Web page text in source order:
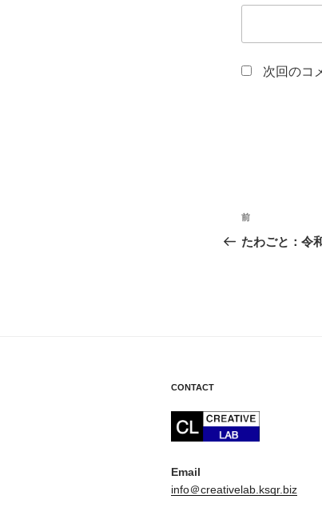
次回のコ
投
稿
ョ
ン
前
の
前
たわごと：令
CONTACT
Email
info＠creativelab.ksqr.biz